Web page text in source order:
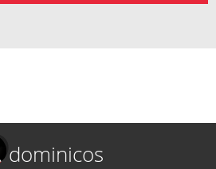
dominicos